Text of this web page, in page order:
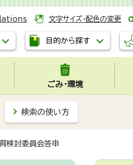
文字サイズ・配色の変更
目的から探す
ごみ・環境
検索の使い方
検討委員会答申